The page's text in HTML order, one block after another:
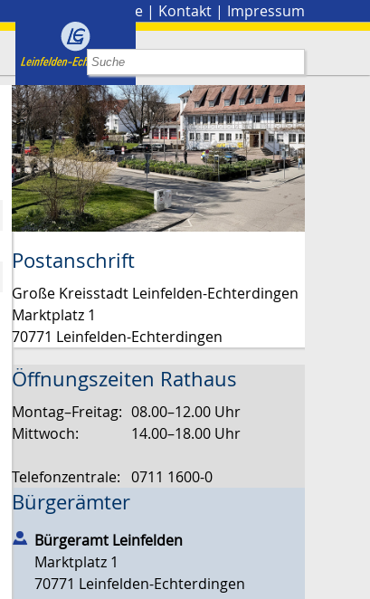
Presse | Kontakt | Impressum
Postanschrift
Große Kreisstadt Leinfelden-Echterdingen
Marktplatz 1
70771 Leinfelden-Echterdingen
Öffnungszeiten Rathaus
Montag–Freitag: 08.00–12.00 Uhr
Mittwoch:
14.00–18.00 Uhr
Telefonzentrale: 0711 1600-0
Bürgerämter
Bürgeramt Leinfelden
Marktplatz 1
70771 Leinfelden-Echterdingen